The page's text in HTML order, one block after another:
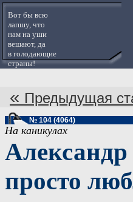
Вот бы всю
лапшу, что
нам на уши
вешают, да
в голодающие
страны!
« Предыдущая
№ 104 (4064)
На каникулах
просто